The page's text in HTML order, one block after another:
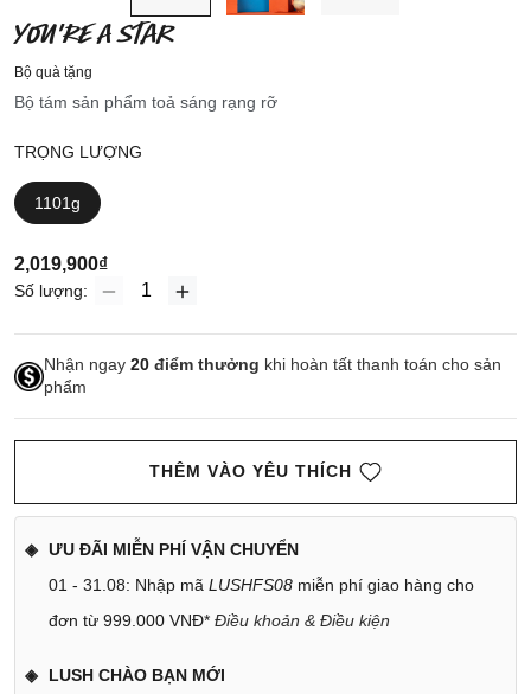
YOU'RE A STAR
Bộ quà tặng
Bộ tám sản phẩm toả sáng rạng rỡ
TRỌNG LƯỢNG
1101g
2,019,900₫
Số lượng:
Nhận ngay 20 điểm thưởng khi hoàn tất thanh toán cho sản
phẩm
THÊM VÀO YÊU THÍCH
ƯU ĐÃI MIỄN PHÍ VẬN CHUYỂN
01 - 31.08: Nhập mã LUSHFS08 miễn phí giao hàng cho
đơn từ 999.000 VNĐ* Điều khoản & Điều kiện
LUSH CHÀO BẠN MỚI